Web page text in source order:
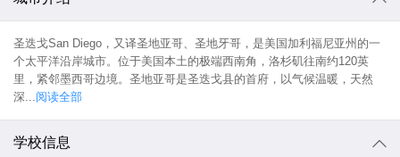
圣迭戈San Diego，又译圣地亚哥、圣地牙哥，是美国加利福尼亚州的一
个太平洋沿岸城市。位于美国本土的极端西南角，洛杉矶往南约120英
里，紧邻墨西哥边境。圣地亚哥是圣迭戈县的首府，以气候温暖，天然
深...阅读全部
学校信息